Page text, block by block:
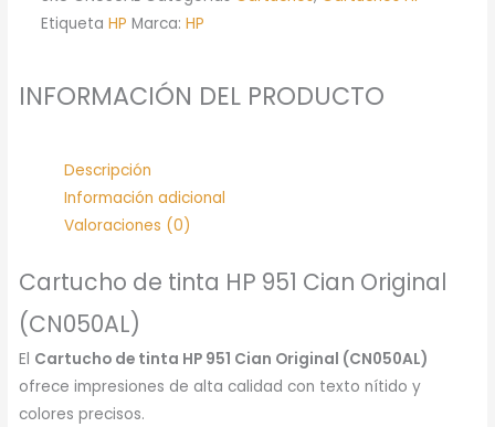
Etiqueta HP Marca:HP
INFORMACIÓN DEL PRODUCTO
Descripción
Información adicional
Valoraciones (0)
Cartucho de tinta HP 951 Cian Original
(CN050AL)
El Cartucho de tinta HP 951 Cian Original (CN050AL)
ofrece impresiones de alta calidad con texto nítido y
colores precisos.